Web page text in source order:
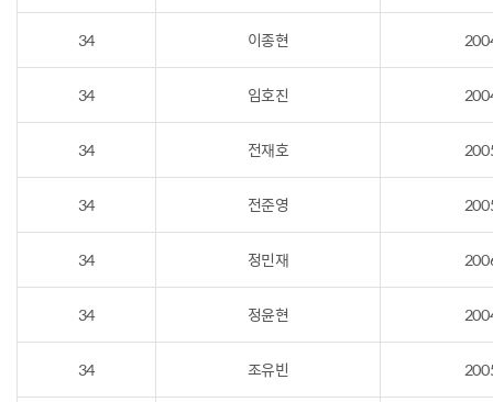
34 이종현
34 임호진
34 전재호
34 전준영
34 정민재
34 정윤현
34 조유빈